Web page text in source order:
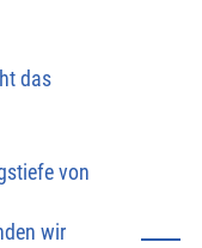
das
von
wir